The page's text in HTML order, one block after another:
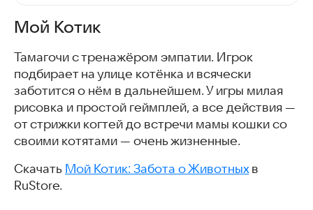
Мой Котик
Тамагочи с тренажёром эмпатии. Игрок
подбирает на улице котёнка и всячески
заботится о нём в дальнейшем. У игры милая
рисовка и простой геймплей, а все действия —
от стрижки когтей до встречи мамы кошки со
своими котятами — очень жизненные.
Скачать Мой Котик: Забота о Животныхв
RuStore.